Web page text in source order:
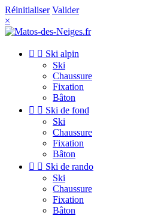
Réinitialiser Valider
×
  Ski alpin
Ski
Chaussure
Fixation
Bâton
  Ski de fond
Ski
Chaussure
Fixation
Bâton
  Ski de rando
Ski
Chaussure
Fixation
Bâton